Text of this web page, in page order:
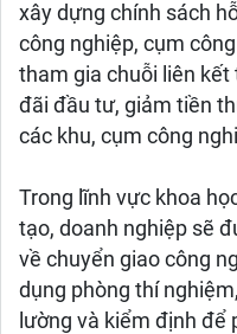
xây dựng chính sách
công nghiệp, cụm
tham gia chuỗi liên kết
đãi đầu tư, giảm tiền
các khu, cụm công
Trong lĩnh vực khoa
tạo, doanh nghiệp sẽ
về chuyển giao công
dụng phòng thí
lường và kiểm định để